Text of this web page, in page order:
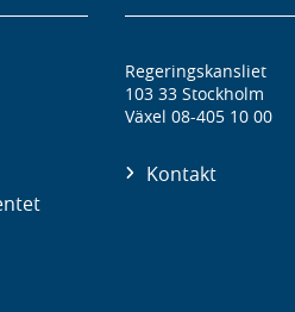
Regeringskansliet
103 33 Stockholm
Växel 08-405 10 00
Kontakt